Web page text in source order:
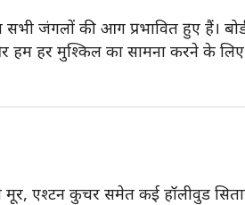
जंगलों की आग प्रभावित हुए हैं।
हम हर मुश्किल का सामना करने के
मूर, एश्टन कुचर समेत कई हॉलीवुड